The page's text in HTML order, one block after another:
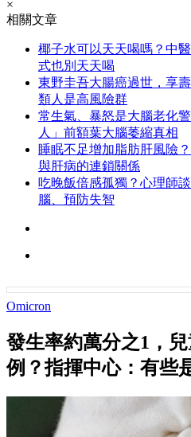
×
相關文章
椰子水可以天天喝嗎？中
式也別天天喝
東野圭吾大腸癌過世，享
類人是高風險群
常生氣、暴怒是大腦老化
人」前額葉大腦萎縮真相
睡眠不足增加脂肪肝風險
與肝病的連鎖關係
吃晚飯倍感孤獨？心理師
腦、預防失智
Omicron
發生率約萬分之1，
例？指揮中心：有些